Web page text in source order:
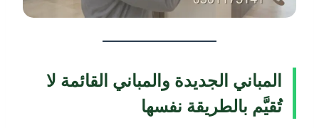
المباني الجديدة والمباني القائمة لا
تُقيَّم بالطريقة نفسها